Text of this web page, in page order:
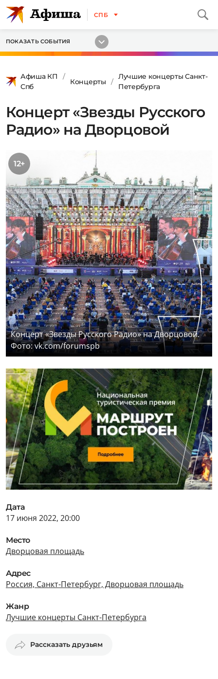
СПБ
ПОКАЗАТЬ СОБЫТИЯ
Афиша КП
Спб
Концерты
Лучшие концерты Санкт-
Петербурга
Концерт «Звезды Русского
Радио» на Дворцовой
12+
Концерт «Звезды Русского Радио» на Дворцовой.
Фото: vk.com/forumspb
Дата
17 июня 2022, 20:00
Место
Дворцовая площадь
Адрес
Россия, Санкт-Петербург, Дворцовая площадь
Жанр
Лучшие концерты Санкт-Петербурга
Рассказать друзьям